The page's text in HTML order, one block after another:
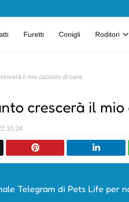
Furetti Conigli Roditori
il mio cucciolo di cane
crescerà il
Telegram di Pets Life per